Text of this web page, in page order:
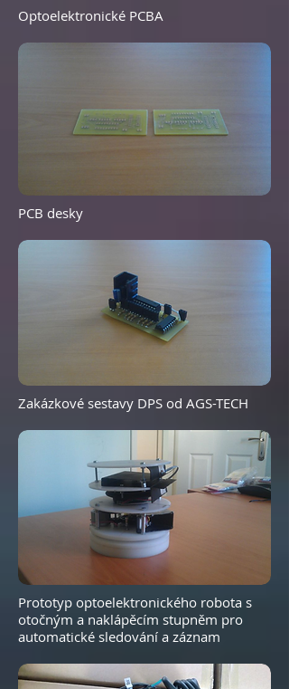
Optoelektronické PCBA
PCB desky
Zakázkové sestavy DPS od AGS-TECH
Prototyp optoelektronického robota s
otočným a naklápěcím stupněm pro
automatické sledování a záznam